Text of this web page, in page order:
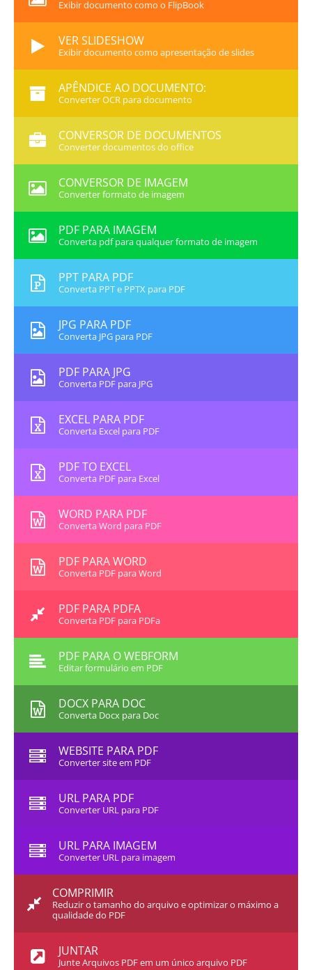
Exibir documento como o FlipBook
VER SLIDESHOW
Exibir documento como apresentação de slides
APÊNDICE AO DOCUMENTO:
Converter OCR para documento
CONVERSOR DE DOCUMENTOS
Converter documentos do office
CONVERSOR DE IMAGEM
Converter formato de imagem
PDF PARA IMAGEM
Converta pdf para qualquer formato de imagem
PPT PARA PDF
Converta PPT e PPTX para PDF
JPG PARA PDF
Converta JPG para PDF
PDF PARA JPG
Converta PDF para JPG
EXCEL PARA PDF
Converta Excel para PDF
PDF TO EXCEL
Converta PDF para Excel
WORD PARA PDF
Converta Word para PDF
PDF PARA WORD
Converta PDF para Word
PDF PARA PDFA
Converta PDF para PDFa
PDF PARA O WEBFORM
Editar formulário em PDF
DOCX PARA DOC
Converta Docx para Doc
WEBSITE PARA PDF
Converter site em PDF
URL PARA PDF
Converter URL para PDF
URL PARA IMAGEM
Converter URL para imagem
COMPRIMIR
Reduzir o tamanho do arquivo e optimizar o máximo a
qualidade do PDF
JUNTAR
Junte Arquivos PDF em um único arquivo PDF